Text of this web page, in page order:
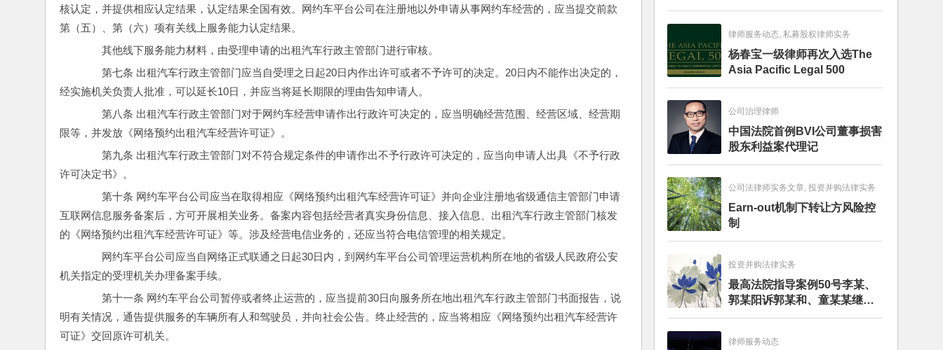
核认定，并提供相应认定结果，认定结果全国有效。网约车平台公司在注册地以外申请从事网约车经营的，应当提交前款
第（五）、第（六）项有关线上服务能力认定结果。
其他线下服务能力材料，由受理申请的出租汽车行政主管部门进行审核。
第七条 出租汽车行政主管部门应当自受理之日起20日内作出许可或者不予许可的决定。20日内不能作出决定的，
经实施机关负责人批准，可以延长10日，并应当将延长期限的理由告知申请人。
第八条 出租汽车行政主管部门对于网约车经营申请作出行政许可决定的，应当明确经营范围、经营区域、经营期
限等，并发放《网络预约出租汽车经营许可证》。
第九条 出租汽车行政主管部门对不符合规定条件的申请作出不予行政许可决定的，应当向申请人出具《不予行政
许可决定书》。
第十条 网约车平台公司应当在取得相应《网络预约出租汽车经营许可证》并向企业注册地省级通信主管部门申请
互联网信息服务备案后，方可开展相关业务。备案内容包括经营者真实身份信息、接入信息、出租汽车行政主管部门核发
的《网络预约出租汽车经营许可证》等。涉及经营电信业务的，还应当符合电信管理的相关规定。
网约车平台公司应当自网络正式联通之日起30日内，到网约车平台公司管理运营机构所在地的省级人民政府公安
机关指定的受理机关办理备案手续。
第十一条 网约车平台公司暂停或者终止运营的，应当提前30日向服务所在地出租汽车行政主管部门书面报告，说
明有关情况，通告提供服务的车辆所有人和驾驶员，并向社会公告。终止经营的，应当将相应《网络预约出租汽车经营许
可证》交回原许可机关。
律师服务动态, 私募股权律师实务
杨春宝一级律师再次入选The
Asia Pacific Legal 500
公司治理律师
中国法院首例BVI公司董事损害
股东利益案代理记
公司法律师实务文章, 投资并购法律实务
Earn-out机制下转让方风险控
制
投资并购法律实务
最高法院指导案例50号李某、
郭某阳诉郭某和、童某某继承
纠纷案
律师服务动态